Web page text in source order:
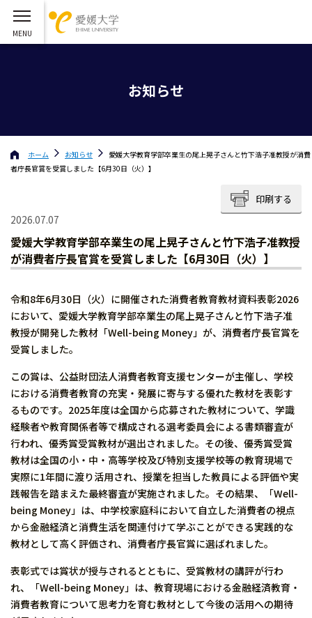
お知らせ
ホーム お知らせ
愛媛大学教育学部卒業生の尾上晃子さんと竹下浩子准教授が消費
者庁長官賞を受賞しました【6月30日（火）】
印刷する
2026.07.07
愛媛大学教育学部卒業生の尾上晃子さんと竹下浩子准教授
が消費者庁長官賞を受賞しました【6月30日（火）】
令和8年6月30日（火）に開催された消費者教育教材資料表彰2026
において、愛媛大学教育学部卒業生の尾上晃子さんと竹下浩子准
教授が開発した教材「Well-being Money」が、消費者庁長官賞を
受賞しました。
この賞は、公益財団法人消費者教育支援センターが主催し、学校
における消費者教育の充実・発展に寄与する優れた教材を表彰す
るものです。2025年度は全国から応募された教材について、学識
経験者や教育関係者等で構成される選考委員会による書類審査が
行われ、優秀賞受賞教材が選出されました。その後、優秀賞受賞
教材は全国の小・中・高等学校及び特別支援学校等の教育現場で
実際に1年間に渡り活用され、授業を担当した教員による評価や実
践報告を踏まえた最終審査が実施されました。その結果、「Well-
being Money」は、中学校家庭科において自立した消費者の視点
から金融経済と消費生活を関連付けて学ぶことができる実践的な
教材として高く評価され、消費者庁長官賞に選ばれました。
表彰式では賞状が授与されるとともに、受賞教材の講評が行わ
れ、「Well-being Money」は、教育現場における金融経済教育・
消費者教育について思考力を育む教材として今後の活用への期待